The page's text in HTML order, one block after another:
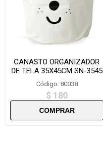
CANASTO ORGANIZADOR
DE TELA 35X45CM SN-3545
Código: 80038
$ 180